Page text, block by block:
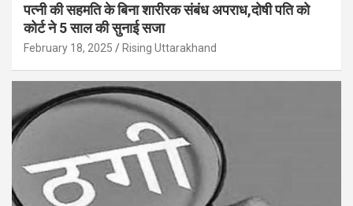
पत्नी की सहमति के बिना शारीरक संबंध अपराध,दोषी पति को
कोर्ट ने 5 साल की सुनाई सजा
February 18, 2025 Rising Uttarakhand